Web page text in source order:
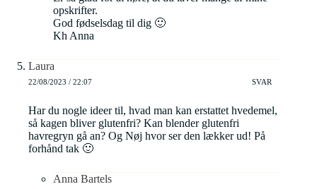
opskrifter.
God fødselsdag til dig 🙂
Kh Anna
Laura
22/08/2023 / 22:07 SVAR
Har du nogle ideer til, hvad man kan erstattet hvedemel,
så kagen bliver glutenfri? Kan blender glutenfri
havregryn gå an? Og Nøj hvor ser den lækker ud! På
forhånd tak 🙂
Anna Bartels